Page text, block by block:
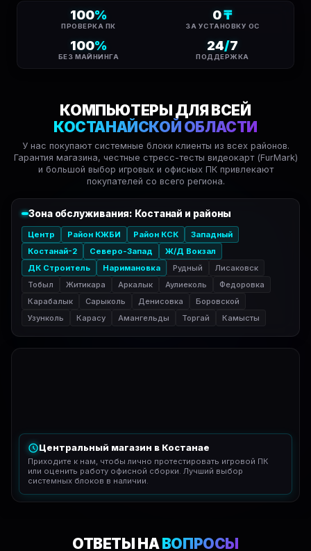
100%
ПРОВЕРКА ПК
0₸
ЗА УСТАНОВКУ ОС
100%
БЕЗ МАЙНИНГА
24/7
ПОДДЕРЖКА
КОМПЬЮТЕРЫ ДЛЯ ВСЕЙ
КОСТАНАЙСКОЙ ОБЛАСТИ
У нас покупают системные блоки клиенты из всех районов.
Гарантия магазина, честные стресс-тесты видеокарт (FurMark)
и большой выбор игровых и офисных ПК привлекают
покупателей со всего региона.
Зона обслуживания: Костанай и районы
Центр Район КЖБИ Район КСК
Западный
Костанай-2
Северо-Запад
Ж/Д Вокзал
ДК Строитель
Наримановка Рудный
Лисаковск
Тобыл
Житикара Аркалык Аулиеколь
Федоровка
Карабалык
Сарыколь Денисовка
Боровской
Узунколь
Карасу Амангельды Торгай Камысты
Центральный магазин в Костанае
Приходите к нам, чтобы лично протестировать игровой ПК
или оценить работу офисной сборки. Лучший выбор
системных блоков в наличии.
ОТВЕТЫ НАВОПРОСЫ